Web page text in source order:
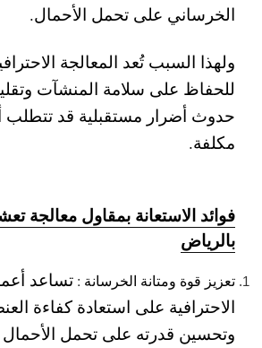
الخرساني على تحمل الأحمال.
ولهذا السبب تُعد المعالجة
للحفاظ على سلامة المنشآت
حدوث أضرار مستقبلية قد تتطلب
مكلفة.
فوائد الاستعانة بمقاول معالجة
بالرياض
تعزيز قوة ومتانة الخرسانة : تساعد
الاحترافية على استعادة كفاءة
وتحسين قدرته على تحمل الأحمال